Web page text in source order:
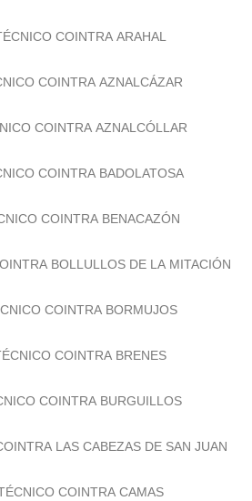
COINTRA ARAHAL
COINTRA AZNALCÁZAR
COINTRA AZNALCÓLLAR
COINTRA BADOLATOSA
COINTRA BENACAZÓN
BOLLULLOS DE LA MITACIÓN
COINTRA BORMUJOS
COINTRA BRENES
COINTRA BURGUILLOS
LAS CABEZAS DE SAN JUAN
COINTRA CAMAS